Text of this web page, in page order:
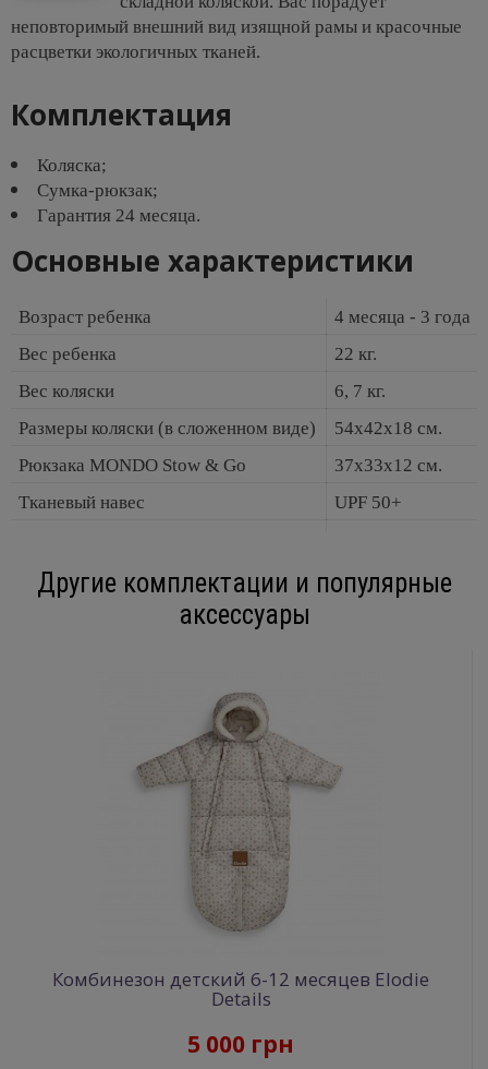
неповторимый внешний вид изящной рамы и красочные
расцветки экологичных тканей.
Комплектация
Коляска;
Сумка-рюкзак;
Гарантия 24 месяца.
Основные характеристики
Возраст ребенка
4 месяца - 3 года
Вес ребенка
22 кг.
Вес коляски
6, 7 кг.
Размеры коляски (в сложенном виде)
54х42х18 см.
Рюкзака MONDO Stow & Go
37x33x12 см.
Тканевый навес
UPF 50+
Другие комплектации и популярные
аксессуары
Комбинезон детский 6-12 месяцев Elodie
Details
5 000 грн